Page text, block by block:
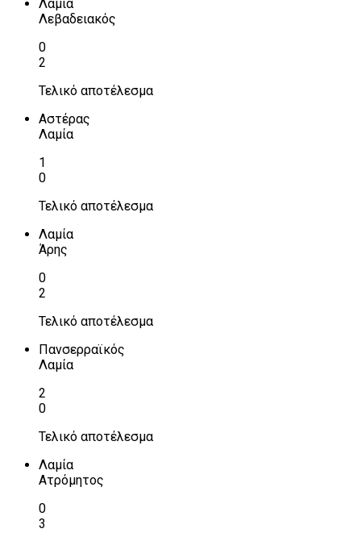
Λαμία
Λεβαδειακός
0
2
Τελικό αποτέλεσμα
Αστέρας
Λαμία
1
0
Τελικό αποτέλεσμα
Λαμία
Άρης
0
2
Τελικό αποτέλεσμα
Πανσερραϊκός
Λαμία
2
0
Τελικό αποτέλεσμα
Λαμία
Ατρόμητος
0
3